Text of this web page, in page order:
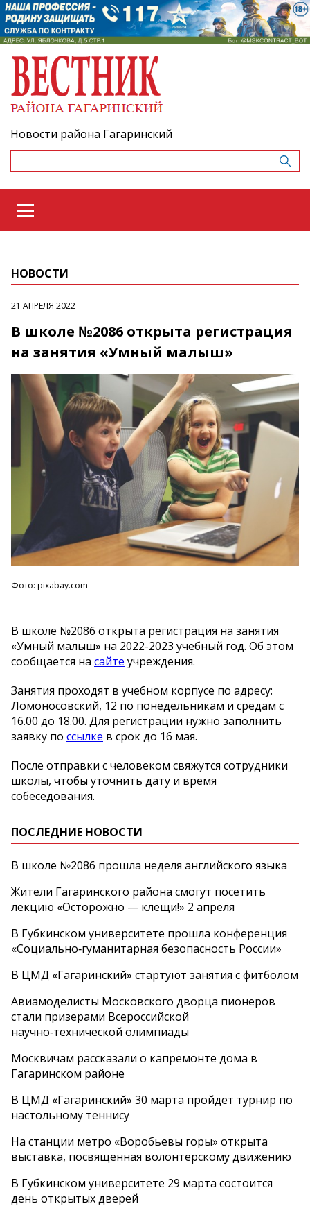
Новости района Гагаринский
НОВОСТИ
21 АПРЕЛЯ 2022
В школе №2086 открыта регистрация
на занятия «Умный малыш»
Фото: pixabay.com
В школе №2086 открыта регистрация на занятия
«Умный малыш» на 2022-2023 учебный год. Об этом
сообщается на сайте учреждения.
Занятия проходят в учебном корпусе по адресу:
Ломоносовский, 12 по понедельникам и средам с
16.00 до 18.00. Для регистрации нужно заполнить
заявку по ссылке в срок до 16 мая.
После отправки с человеком свяжутся сотрудники
школы, чтобы уточнить дату и время
собеседования.
ПОСЛЕДНИЕ НОВОСТИ
В школе №2086 прошла неделя английского языка
Жители Гагаринского района смогут посетить
лекцию «Осторожно — клещи!» 2 апреля
В Губкинском университете прошла конференция
«Социально‑гуманитарная безопасность России»
В ЦМД «Гагаринский» стартуют занятия с фитболом
Авиамоделисты Московского дворца пионеров
стали призерами Всероссийской
научно‑технической олимпиады
Москвичам рассказали о капремонте дома в
Гагаринском районе
В ЦМД «Гагаринский» 30 марта пройдет турнир по
настольному теннису
На станции метро «Воробьевы горы» открыта
выставка, посвященная волонтерскому движению
В Губкинском университете 29 марта состоится
день открытых дверей